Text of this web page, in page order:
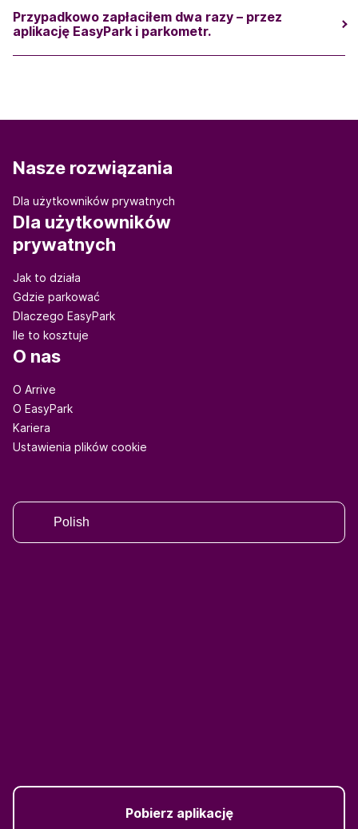
Przypadkowo zapłaciłem dwa razy – przez
aplikację EasyPark i parkometr.
Nasze rozwiązania
Dla użytkowników prywatnych
Dla użytkowników
prywatnych
Jak to działa
Gdzie parkować
Dlaczego EasyPark
Ile to kosztuje
O nas
O Arrive
O EasyPark
Kariera
Ustawienia plików cookie
Polish
Pobierz aplikację